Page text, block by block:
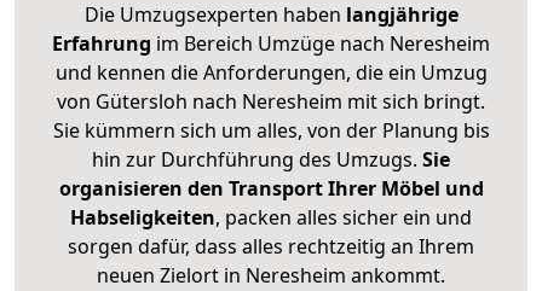
Die Umzugsexperten haben langjährige
Erfahrung im Bereich Umzüge nach Neresheim
und kennen die Anforderungen, die ein Umzug
von Gütersloh nach Neresheim mit sich bringt.
Sie kümmern sich um alles, von der Planung bis
hin zur Durchführung des Umzugs. Sie
organisieren den Transport Ihrer Möbel und
Habseligkeiten, packen alles sicher ein und
sorgen dafür, dass alles rechtzeitig an Ihrem
neuen Zielort in Neresheim ankommt.